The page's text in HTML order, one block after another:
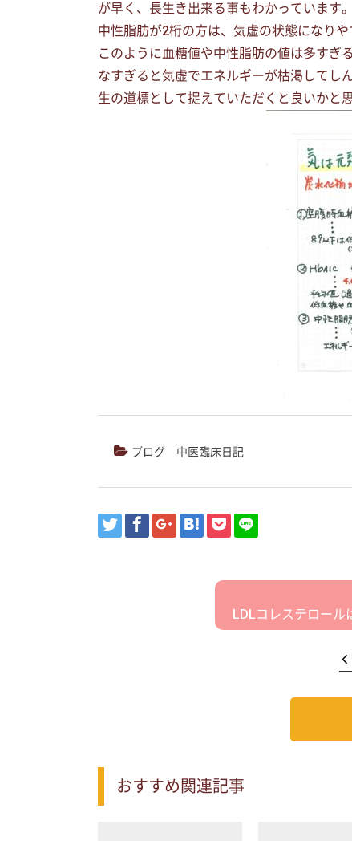
が早く、長生き出来る事もわかっています。
中性脂肪が2桁の方は、気虚の状態になり
このように血糖値や中性脂肪の値は多すぎ
なすぎると気虚でエネルギーが枯渇してし
生の道標として捉えていただくと良いかと
ブログ 中医臨床日記
LDLコレステロール
おすすめ関連記事